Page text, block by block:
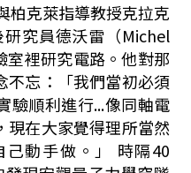
柏克萊指導教授克拉克
研究員德沃雷（Michel
裡研究電路。他對那
不忘：「我們當初必須
驗順利進行...像同軸電
現在大家覺得理所當然
動手做。」 時隔40